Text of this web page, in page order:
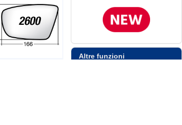
Altre funzioni